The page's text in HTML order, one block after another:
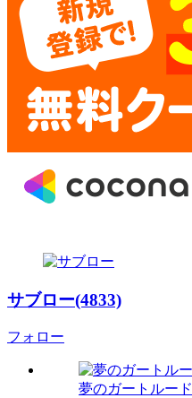
サブロー(4833)
フォロー
夢のガートルード